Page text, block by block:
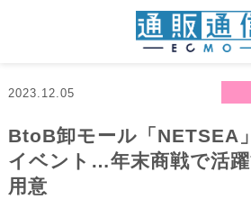
2023.12.05
BtoB卸モール「NETSEA
イベント…年末商戦で活
用意